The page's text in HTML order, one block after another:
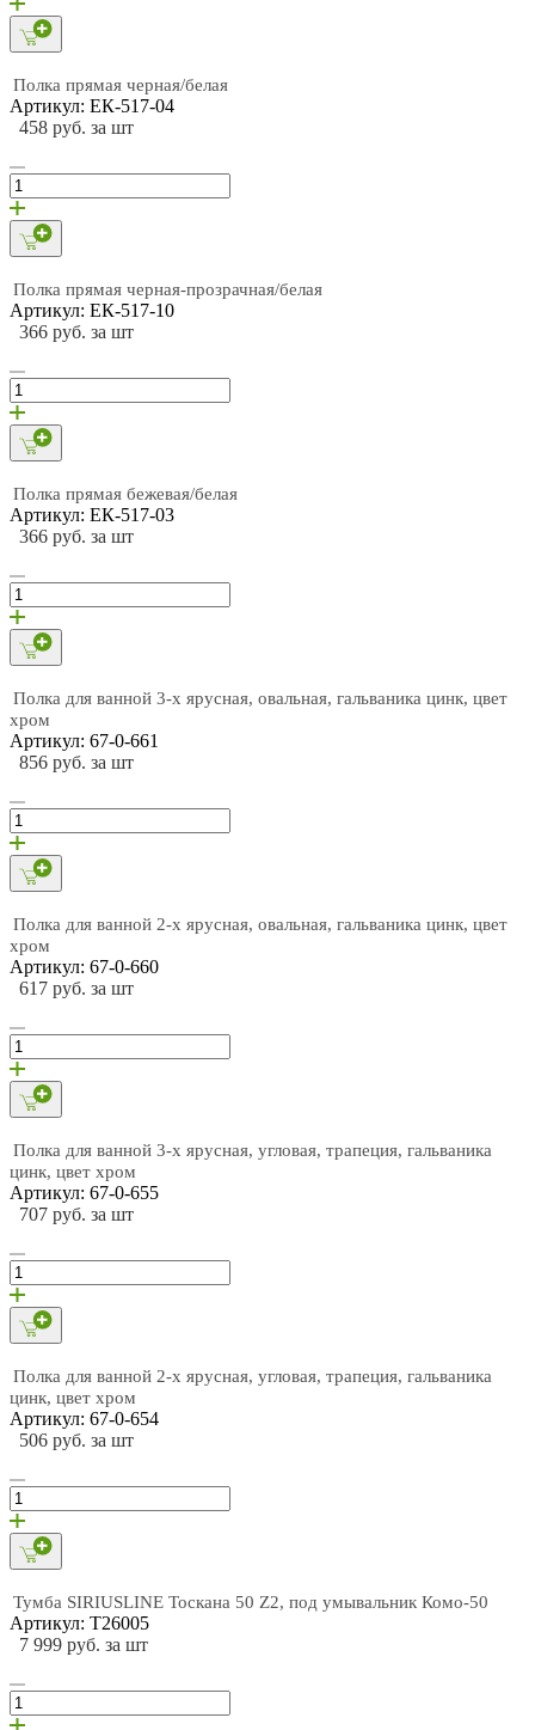
Полка прямая черная/белая
Артикул: ЕК-517-04
458 руб. за шт
Полка прямая черная-прозрачная/белая
Артикул: ЕК-517-10
366 руб. за шт
Полка прямая бежевая/белая
Артикул: ЕК-517-03
366 руб. за шт
Полка для ванной 3-х ярусная, овальная, гальваника цинк, цвет
хром
Артикул: 67-0-661
856 руб. за шт
Полка для ванной 2-х ярусная, овальная, гальваника цинк, цвет
хром
Артикул: 67-0-660
617 руб. за шт
Полка для ванной 3-х ярусная, угловая, трапеция, гальваника
цинк, цвет хром
Артикул: 67-0-655
707 руб. за шт
Полка для ванной 2-х ярусная, угловая, трапеция, гальваника
цинк, цвет хром
Артикул: 67-0-654
506 руб. за шт
Тумба SIRIUSLINE Тоскана 50 Z2, под умывальник Комо-50
Артикул: Т26005
7 999 руб. за шт